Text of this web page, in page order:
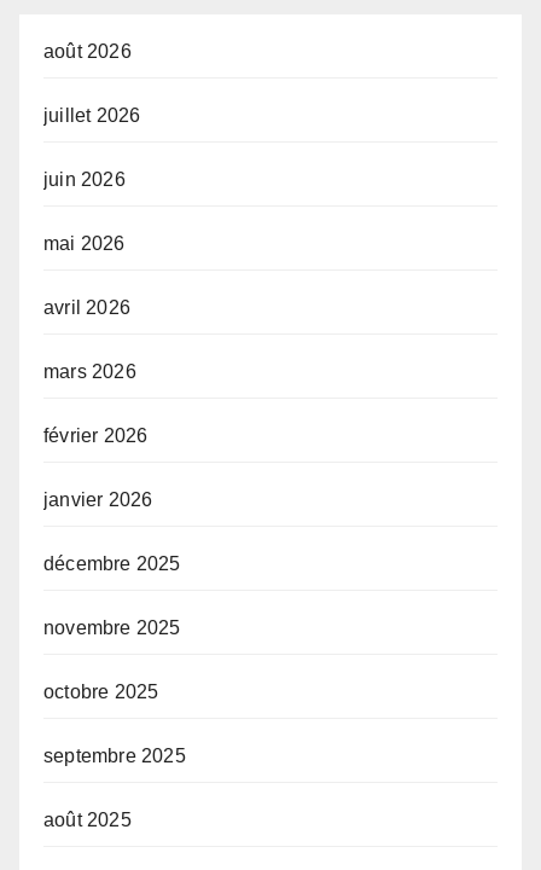
août 2026
juillet 2026
juin 2026
mai 2026
avril 2026
mars 2026
février 2026
janvier 2026
décembre 2025
novembre 2025
octobre 2025
septembre 2025
août 2025